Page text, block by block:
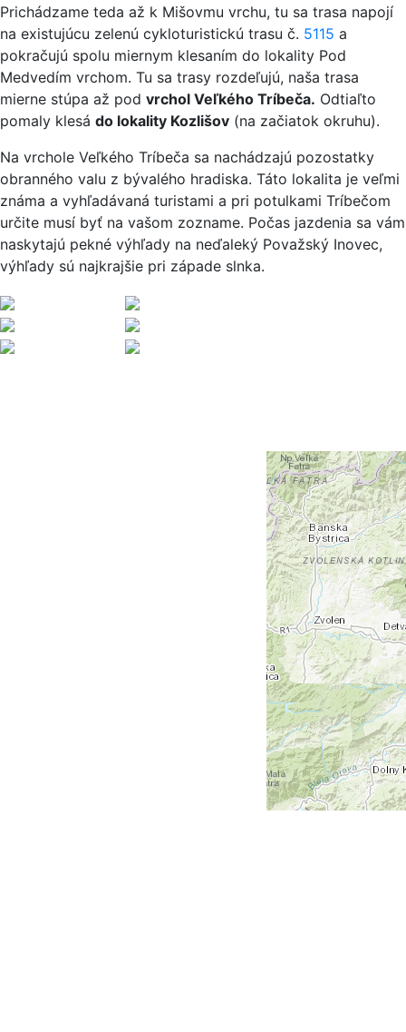
Prichádzame teda až k Mišovmu vrchu, tu sa trasa napojí
na existujúcu zelenú cykloturistickú trasu č. 5115 a
pokračujú spolu miernym klesaním do lokality Pod
Medvedím vrchom. Tu sa trasy rozdeľujú, naša trasa
mierne stúpa až pod vrchol Veľkého Tríbeča. Odtiaľto
pomaly klesá do lokality Kozlišov (na začiatok okruhu).
Na vrchole Veľkého Tríbeča sa nachádzajú pozostatky
obranného valu z bývalého hradiska. Táto lokalita je veľmi
známa a vyhľadávaná turistami a pri potulkami Tríbečom
určite musí byť na vašom zozname. Počas jazdenia sa vám
naskytajú pekné výhľady na neďaleký Považský Inovec,
výhľady sú najkrajšie pri západe slnka.